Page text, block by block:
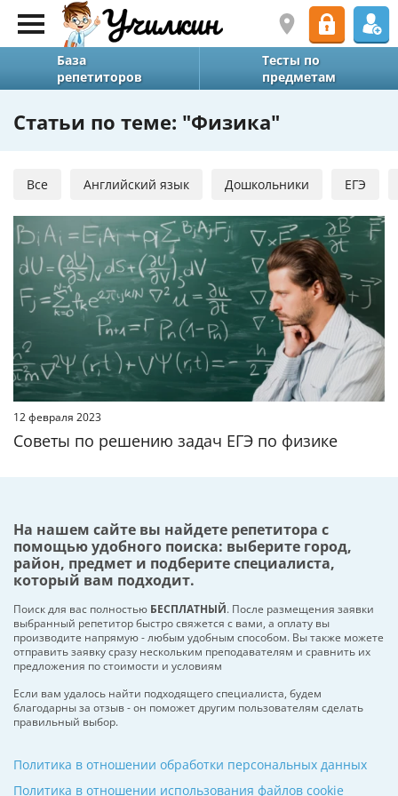
База
репетиторов
Тесты по
предметам
Статьи по теме: "Физика"
Все Английский язык Дошкольники ЕГЭ
12 февраля 2023
Советы по решению задач ЕГЭ по физике
На нашем сайте вы найдете репетитора с
помощью удобного поиска: выберите город,
район, предмет и подберите специалиста,
который вам подходит.
Поиск для вас полностью БЕСПЛАТНЫЙ. После размещения заявки
выбранный репетитор быстро свяжется с вами, а оплату вы
производите напрямую - любым удобным способом. Вы также можете
отправить заявку сразу нескольким преподавателям и сравнить их
предложения по стоимости и условиям
Если вам удалось найти подходящего специалиста, будем
благодарны за отзыв - он поможет другим пользователям сделать
правильный выбор.
Политика в отношении обработки персональных данных
Политика в отношении использования файлов cookie